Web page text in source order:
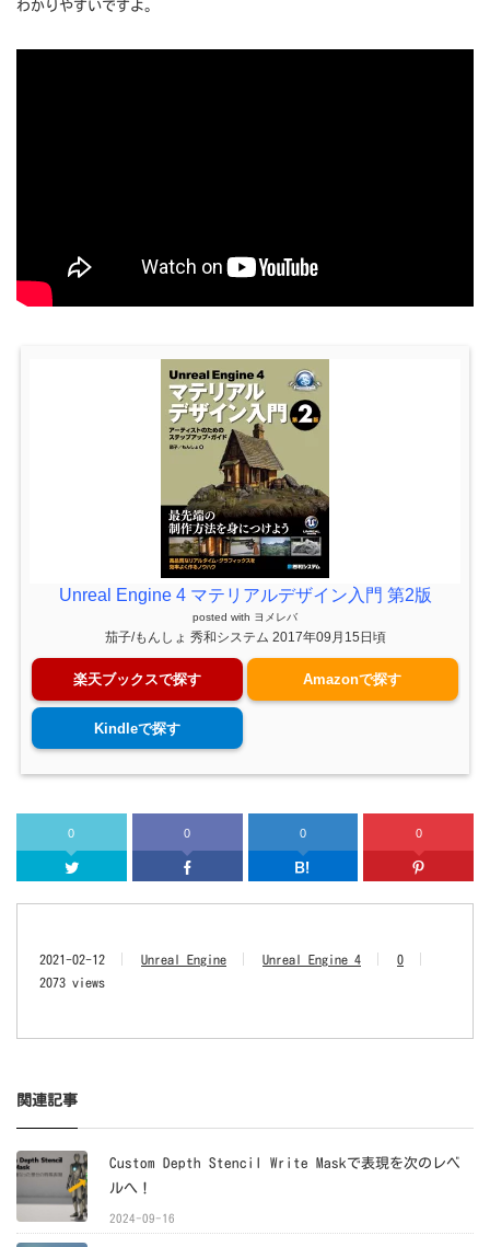
わかりやすいですよ。
Unreal Engine 4 マテリアルデザイン入門 第2版
posted with ヨメレバ
茄子/もんしょ 秀和システム 2017年09月15日頃
楽天ブックスで探す Amazonで探す
Kindleで探す
0
Twitter
0
Facebook
0
はてなブッ
0
2021-02-12 Unreal Engine Unreal Engine 4
0
2073 views
関連記事
Custom Depth Stencil Write Maskで表現を次のレベ
ルへ！
2024-09-16